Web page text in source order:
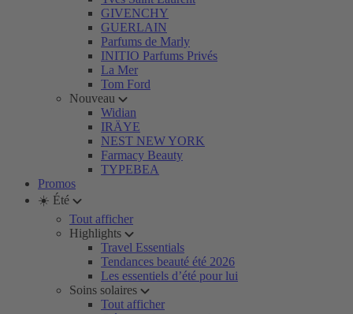
GIVENCHY
GUERLAIN
Parfums de Marly
INITIO Parfums Privés
La Mer
Tom Ford
Nouveau
Widian
IRÄYE
NEST NEW YORK
Farmacy Beauty
TYPEBEA
Promos
☀️ Été
Tout afficher
Highlights
Travel Essentials
Tendances beauté été 2026
Les essentiels d’été pour lui
Soins solaires
Tout afficher